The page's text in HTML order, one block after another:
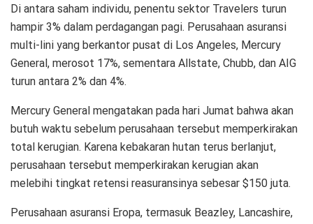
Di antara saham individu, penentu sektor Travelers turun
hampir 3% dalam perdagangan pagi. Perusahaan asuransi
multi-lini yang berkantor pusat di Los Angeles, Mercury
General, merosot 17%, sementara Allstate, Chubb, dan AIG
turun antara 2% dan 4%.
Mercury General mengatakan pada hari Jumat bahwa akan
butuh waktu sebelum perusahaan tersebut memperkirakan
total kerugian. Karena kebakaran hutan terus berlanjut,
perusahaan tersebut memperkirakan kerugian akan
melebihi tingkat retensi reasuransinya sebesar $150 juta.
Perusahaan asuransi Eropa, termasuk Beazley, Lancashire,